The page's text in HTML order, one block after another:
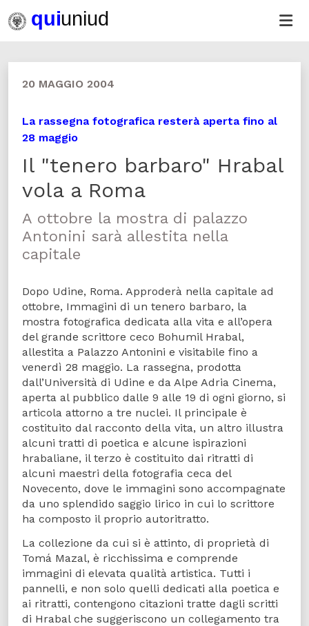
20 MAGGIO 2004
La rassegna fotografica resterà aperta fino al
28 maggio
Il "tenero barbaro" Hrabal
vola a Roma
A ottobre la mostra di palazzo
Antonini sarà allestita nella
capitale
Dopo Udine, Roma. Approderà nella capitale ad
ottobre, Immagini di un tenero barbaro, la
mostra fotografica dedicata alla vita e all’opera
del grande scrittore ceco Bohumil Hrabal,
allestita a Palazzo Antonini e visitabile fino a
venerdì 28 maggio. La rassegna, prodotta
dall’Università di Udine e da Alpe Adria Cinema,
aperta al pubblico dalle 9 alle 19 di ogni giorno, si
articola attorno a tre nuclei. Il principale è
costituito dal racconto della vita, un altro illustra
alcuni tratti di poetica e alcune ispirazioni
hrabaliane, il terzo è costituito dai ritratti di
alcuni maestri della fotografia ceca del
Novecento, dove le immagini sono accompagnate
da uno splendido saggio lirico in cui lo scrittore
ha composto il proprio autoritratto.
La collezione da cui si è attinto, di proprietà di
Tomá Mazal, è ricchissima e comprende
immagini di elevata qualità artistica. Tutti i
pannelli, e non solo quelli dedicati alla poetica e
ai ritratti, contengono citazioni tratte dagli scritti
di Hrabal che suggeriscono un collegamento tra